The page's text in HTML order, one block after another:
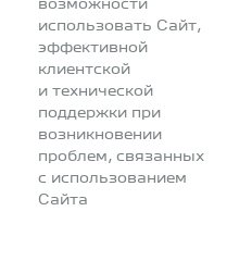
возможности
использовать Сайт,
эффективной
клиентской
и технической
поддержки при
возникновении
проблем, связанных
с использованием
Сайта